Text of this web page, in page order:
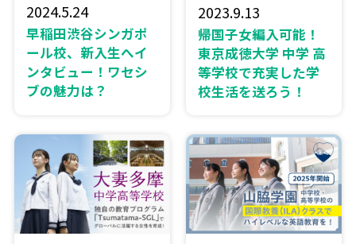
2024.5.24
早稲田渋谷シンガポ
ール校、新入生へイ
ンタビュー！ワセシ
ブの魅力は？
2023.9.13
帰国子女編入可能！
東京成徳大学 中学 高
等学校で充実した学
校生活を送ろう！